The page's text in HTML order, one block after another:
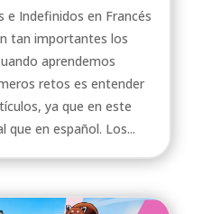
e Indefinidos en Francés
tan importantes los
aprendemos
retos es entender
ya que en este
que en español. Los...